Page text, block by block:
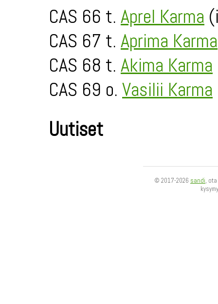
CAS 66 t. Aprel Karma
CAS 67 t. Aprima Karma
CAS 68 t. Akima Karma
CAS 69 o. Vasilii Karma
Uutiset
© 2017-2026 sandi,